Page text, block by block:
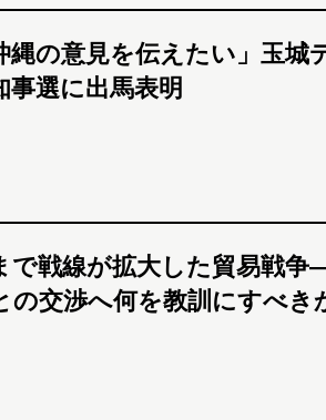
縄の意見を伝えたい」玉城
事選に出馬表明
で戦線が拡大した貿易戦
の交渉へ何を教訓にすべき